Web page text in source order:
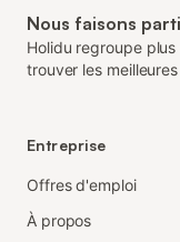
Nous faisons
Holidu regroupe
trouver les
Entreprise
Offres d'emploi
À propos